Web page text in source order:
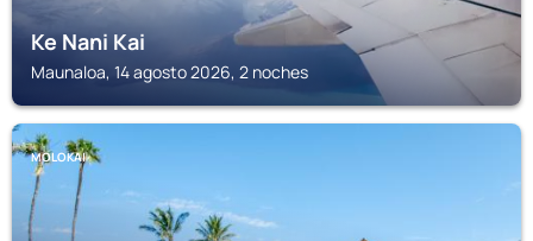
Ke Nani Kai
Maunaloa, 14 agosto 2026, 2 noches
MOLOKAI